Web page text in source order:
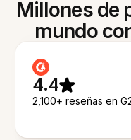
Millones de
mundo
4.4
2,100+ reseñas en